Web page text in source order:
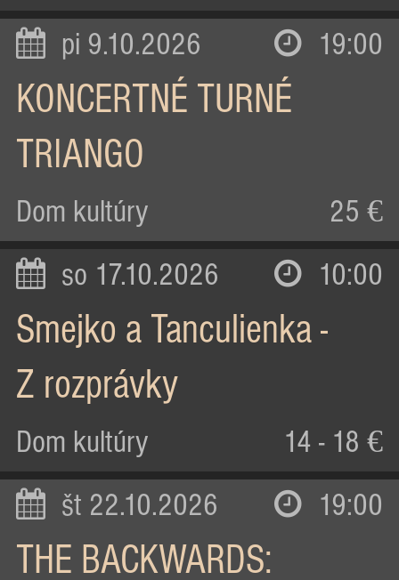
pi 9.10.2026 19:00
KONCERTNÉ TURNÉ
TRIANGO
Dom kultúry 25 €
so 17.10.2026 10:00
Smejko a Tanculienka -
Z rozprávky
Dom kultúry 14 - 18 €
št 22.10.2026 19:00
THE BACKWARDS: